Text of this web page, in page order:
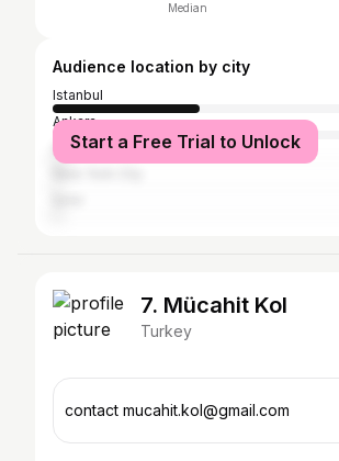
Median
Audience location by city
Istanbul
Ankara
Antalya
Start a Free Trial to Unlock
7. Mücahit Kol
Turkey
contact mucahit.kol@gmail.com